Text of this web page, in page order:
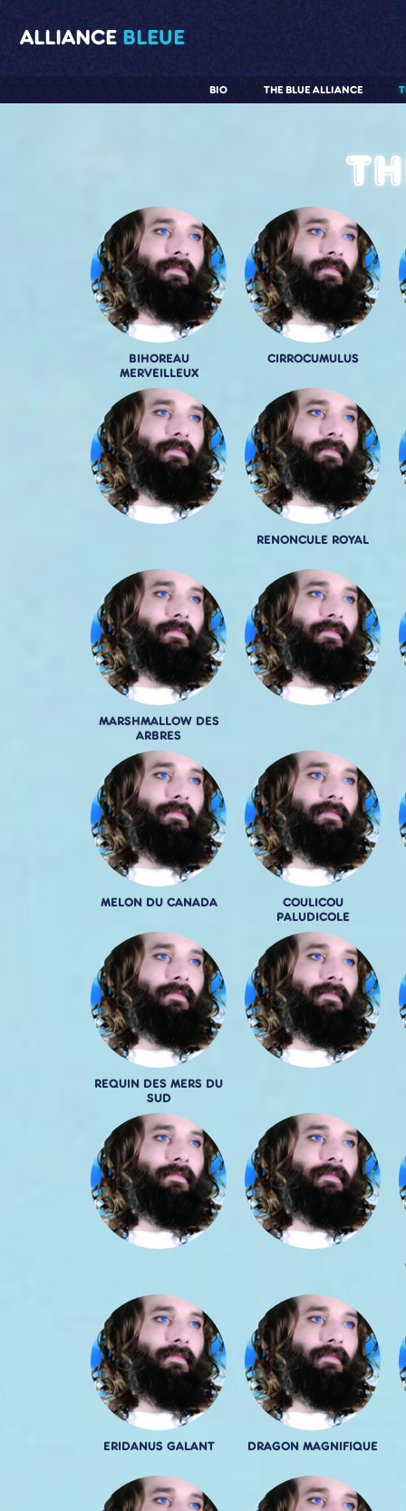
ALLIANCE BLEUE
THE BLUE ALLIANCE
BIO
BIHOREAU
MERVEILLEUX
CIRROCUMULUS
RENONCULE ROYAL
MARSHMALLOW DES
ARBRES
MELON DU CANADA
COULICOU
PALUDICOLE
REQUIN DES MERS DU
SUD
ERIDANUS GALANT DRAGON MAGNIFIQUE